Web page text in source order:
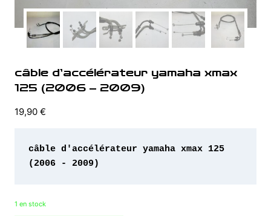
câble d’accélérateur yamaha xmax
125 (2006 – 2009)
19,90 €
câble d'accélérateur yamaha xmax 125
(2006 - 2009)
1 en stock